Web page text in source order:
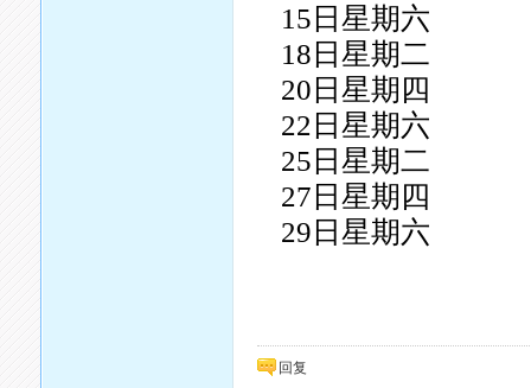
15日星期六
18日星期二
20日星期四
22日星期六
25日星期二
27日星期四
29日星期六
回复